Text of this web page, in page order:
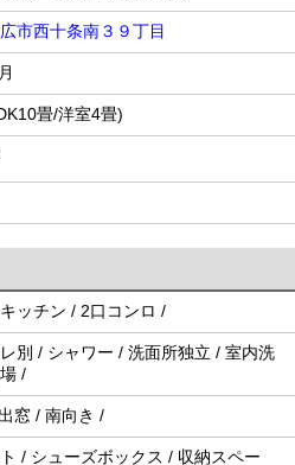
市西十条南３９丁目
畳/洋室4畳)
ッチン / 2口コンロ /
別 / シャワー / 洗面所独立 / 室内洗
/
窓 / 南向き /
/ シューズボックス / 収納スペー